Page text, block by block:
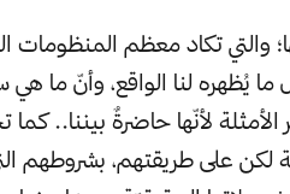
والتي تكاد معظم المنظومات
يُظهره لنا الواقع، وأنّ ما
لأنّها حاضرةٌ بيننا..
على طريقتهم، بشروطهم